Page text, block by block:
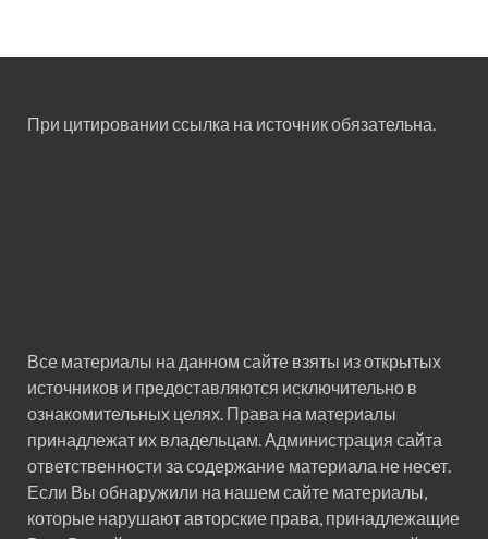
При цитировании ссылка на источник обязательна.
Все материалы на данном сайте взяты из открытых
источников и предоставляются исключительно в
ознакомительных целях. Права на материалы
принадлежат их владельцам. Администрация сайта
ответственности за содержание материала не несет.
Если Вы обнаружили на нашем сайте материалы,
которые нарушают авторские права, принадлежащие